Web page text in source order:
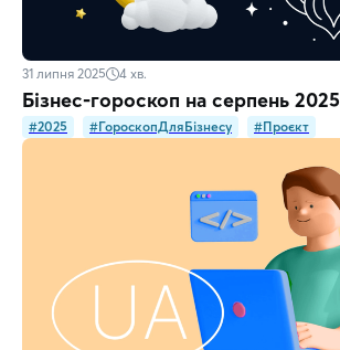
31 липня 2025 4 хв.
Бізнес-гороскоп на серпень 2025
#2025 #ГороскопДляБізнесу #Проєкт